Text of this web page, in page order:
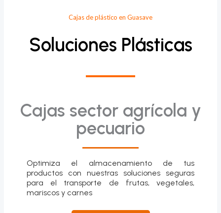
Cajas de plástico en Guasave
Soluciones Plásticas
Cajas sector agrícola y
pecuario
Optimiza el almacenamiento de tus
productos con nuestras soluciones seguras
para el transporte de frutas, vegetales,
mariscos y carnes